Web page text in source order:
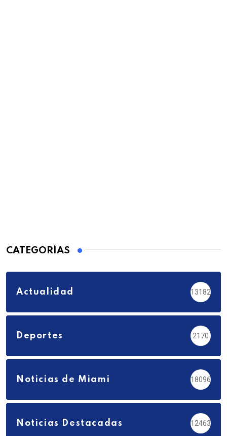
CATEGORÍAS
Actualidad 13182
Deportes 2170
Noticias de Miami 18096
Noticias Destacadas 12463